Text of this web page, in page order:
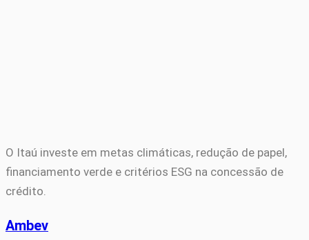
O Itaú investe em metas climáticas, redução de papel,
financiamento verde e critérios ESG na concessão de
crédito.
Ambev